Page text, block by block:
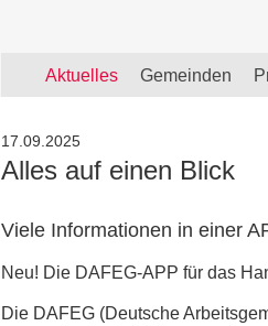
Aktuelles Gemeinden
17.09.2025
Alles auf einen Blick
Viele Informationen in einer
Neu! Die DAFEG-APP für das
Die DAFEG (Deutsche